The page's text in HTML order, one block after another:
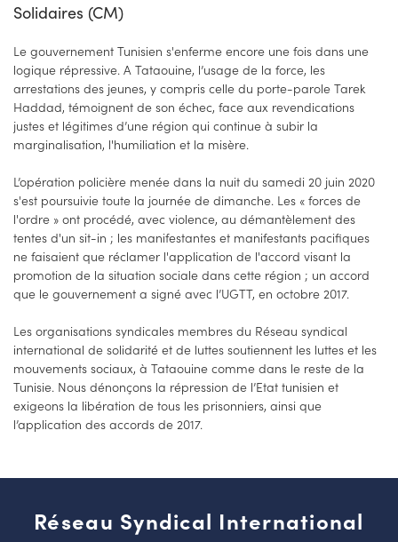
Solidaires (CM)
Le gouvernement Tunisien s'enferme encore une fois dans une
logique répressive. A Tataouine, l’usage de la force, les
arrestations des jeunes, y compris celle du porte-parole Tarek
Haddad, témoignent de son échec, face aux revendications
justes et légitimes d’une région qui continue à subir la
marginalisation, l'humiliation et la misère.
L’opération policière menée dans la nuit du samedi 20 juin 2020
s'est poursuivie toute la journée de dimanche. Les « forces de
l'ordre » ont procédé, avec violence, au démantèlement des
tentes d'un sit-in ; les manifestantes et manifestants pacifiques
ne faisaient que réclamer l'application de l'accord visant la
promotion de la situation sociale dans cette région ; un accord
que le gouvernement a signé avec l’UGTT, en octobre 2017.
Les organisations syndicales membres du Réseau syndical
international de solidarité et de luttes soutiennent les luttes et les
mouvements sociaux, à Tataouine comme dans le reste de la
Tunisie. Nous dénonçons la répression de l’Etat tunisien et
exigeons la libération de tous les prisonniers, ainsi que
l’application des accords de 2017.
Réseau Syndical International